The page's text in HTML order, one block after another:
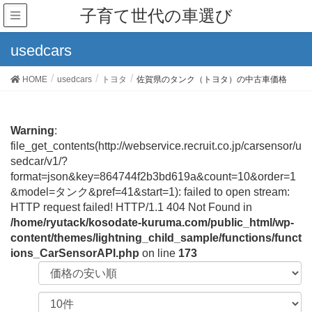
子育て世代の車選び
usedcars
HOME usedcars トヨタ 佐賀県のタンク（トヨタ）の中古車価格
Warning:
file_get_contents(http://webservice.recruit.co.jp/carsensor/u
sedcar/v1/?
format=json&key=864744f2b3bd619a&count=10&order=1
&model=タンク&pref=41&start=1): failed to open stream:
HTTP request failed! HTTP/1.1 404 Not Found in
/home/ryutack/kosodate-kuruma.com/public_html/wp-
content/themes/lightning_child_sample/functions/funct
ions_CarSensorAPI.php on line 173